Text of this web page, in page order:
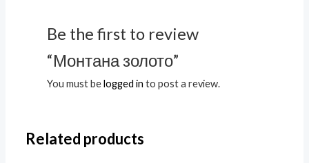
Be the first to review
“Монтана золото”
You must belogged in to post a review.
Related products